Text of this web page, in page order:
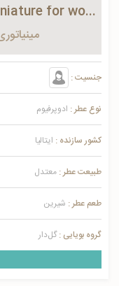
The One Dolce & Gabbana Miniature for women
جنسیت :
نوع عطر : ادوپرفیوم
کشور سازنده : ایتالیا
طبیعت عطر : معتدل
طعم عطر : شیرین
گروه بویایی : گل‌دار